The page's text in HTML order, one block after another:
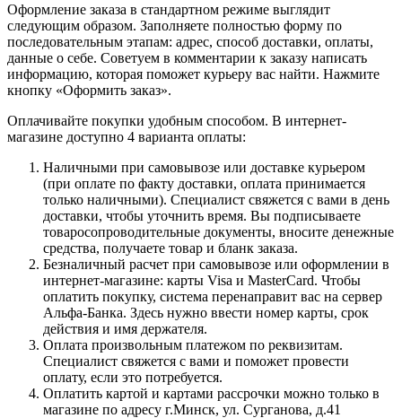
Оформление заказа в стандартном режиме выглядит
следующим образом. Заполняете полностью форму по
последовательным этапам: адрес, способ доставки, оплаты,
данные о себе. Советуем в комментарии к заказу написать
информацию, которая поможет курьеру вас найти. Нажмите
кнопку «Оформить заказ».
Оплачивайте покупки удобным способом. В интернет-
магазине доступно 4 варианта оплаты:
Наличными при самовывозе или доставке курьером
(при оплате по факту доставки, оплата принимается
только наличными). Специалист свяжется с вами в день
доставки, чтобы уточнить время. Вы подписываете
товаросопроводительные документы, вносите денежные
средства, получаете товар и бланк заказа.
Безналичный расчет при самовывозе или оформлении в
интернет-магазине: карты Visa и MasterCard. Чтобы
оплатить покупку, система перенаправит вас на сервер
Альфа-Банка. Здесь нужно ввести номер карты, срок
действия и имя держателя.
Оплата произвольным платежом по реквизитам.
Специалист свяжется с вами и поможет провести
оплату, если это потребуется.
Оплатить картой и картами рассрочки можно только в
магазине по адресу г.Минск, ул. Сурганова, д.41